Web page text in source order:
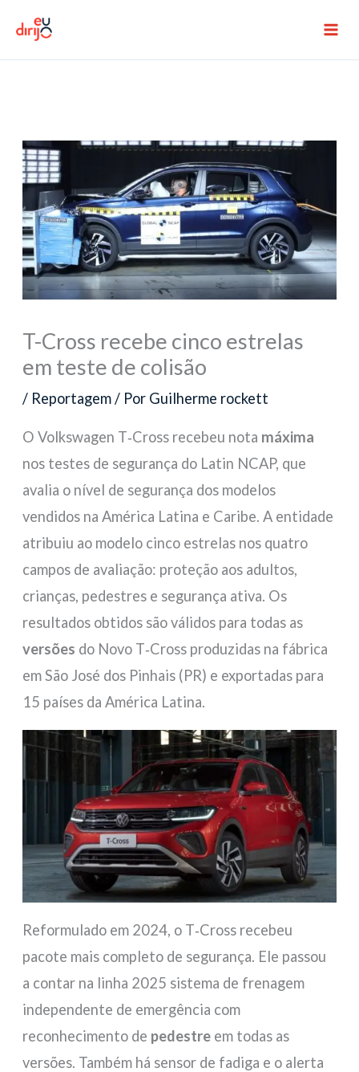
para
o
T-Cross recebe cinco estrelas
em teste de colisão
/ Reportagem/ Por Guilherme rockett
O Volkswagen T‑Cross recebeu nota máxima
nos testes de segurança do Latin NCAP, que
avalia o nível de segurança dos modelos
vendidos na América Latina e Caribe. A entidade
atribuiu ao modelo cinco estrelas nos quatro
campos de avaliação: proteção aos adultos,
crianças, pedestres e segurança ativa. Os
resultados obtidos são válidos para todas as
versões do Novo T‑Cross produzidas na fábrica
em São José dos Pinhais (PR) e exportadas para
15 países da América Latina.
Reformulado em 2024, o T‑Cross recebeu
pacote mais completo de segurança. Ele passou
a contar na linha 2025 sistema de frenagem
independente de emergência com
reconhecimento de pedestre em todas as
versões. Também há sensor de fadiga e o alerta